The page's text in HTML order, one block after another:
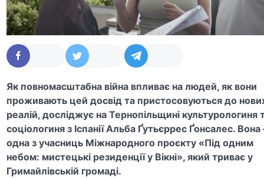
Як повномасштабна війна впливає на людей, як вони
проживають цей досвід та пристосовуються до
реалій, досліджує на Тернопільщині культурологиня
соціологиня з Іспанії Альба Ґутьєррес Ґонсалес. Вона
одна з учасниць Міжнародного проєкту «Під одним
небом: мистецькі резиденції у Вікні», який триває у
Гримайлівській громаді.